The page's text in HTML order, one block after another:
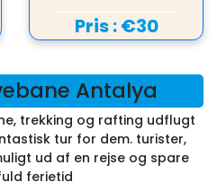
Pris :€30
Antalya
trekking og rafting udflugt
tur for dem. turister,
ud af en rejse og spare
ferietid